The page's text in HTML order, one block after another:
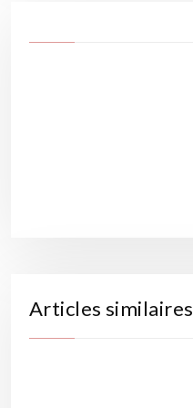
Articles similaires